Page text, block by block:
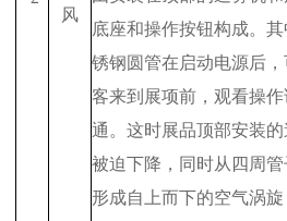
风
底座和操作按钮构成。
锈钢圆管在启动电源后
客来到展项前，观看操
通。这时展品顶部安装
被迫下降，同时从四周
形成自上而下的空气涡